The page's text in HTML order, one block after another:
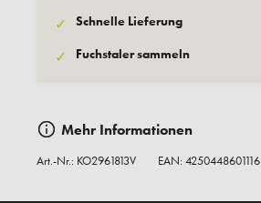
✓ Schnelle Lieferung
✓ Fuchstaler sammeln
Mehr Informationen
Art.-Nr.: KO2961813V EAN: 4250448601116